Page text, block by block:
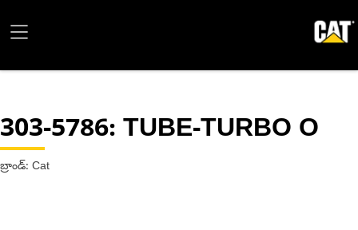
303-5786: TUBE-TURBO O
బ్రాండ్: Cat